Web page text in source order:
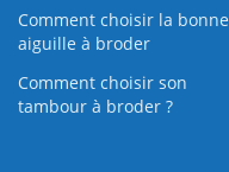
Comment choisir la bonne
aiguille à broder
Comment choisir son
tambour à broder ?